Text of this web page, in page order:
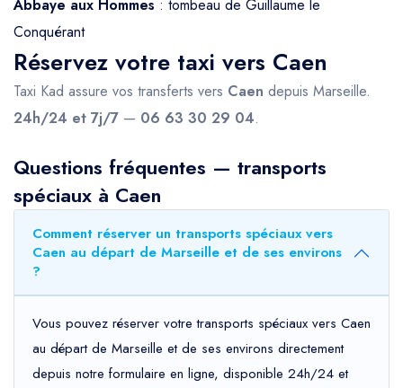
Abbaye aux Hommes : tombeau de Guillaume le
Conquérant
Réservez votre taxi vers Caen
Taxi Kad assure vos transferts vers Caen depuis Marseille.
24h/24 et 7j/7 — 06 63 30 29 04.
Questions fréquentes — transports
spéciaux à Caen
Comment réserver un transports spéciaux vers
Caen au départ de Marseille et de ses environs
?
Vous pouvez réserver votre transports spéciaux vers Caen
au départ de Marseille et de ses environs directement
depuis notre formulaire en ligne, disponible 24h/24 et